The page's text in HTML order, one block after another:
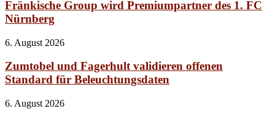
Fränkische Group wird Premiumpartner des 1. FC
Nürnberg
6. August 2026
Zumtobel und Fagerhult validieren offenen
Standard für Beleuchtungsdaten
6. August 2026